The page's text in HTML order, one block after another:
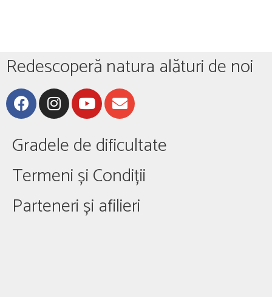
Redescoperă natura alături de noi
Gradele de dificultate
Termeni și Condiții
Parteneri și afilieri